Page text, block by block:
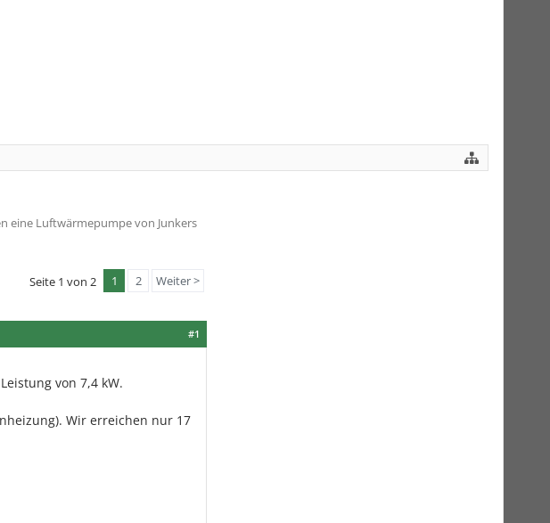
eine Luftwärmepumpe von Junkers
Seite 1 von 2 1 2 Weiter >
#1
von 7,4 kW.
Wir erreichen nur 17